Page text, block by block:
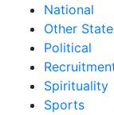
National
Other
Political
Spirituality
Sports